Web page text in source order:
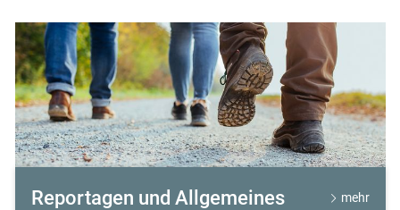
Reportagen und Allgemeines mehr